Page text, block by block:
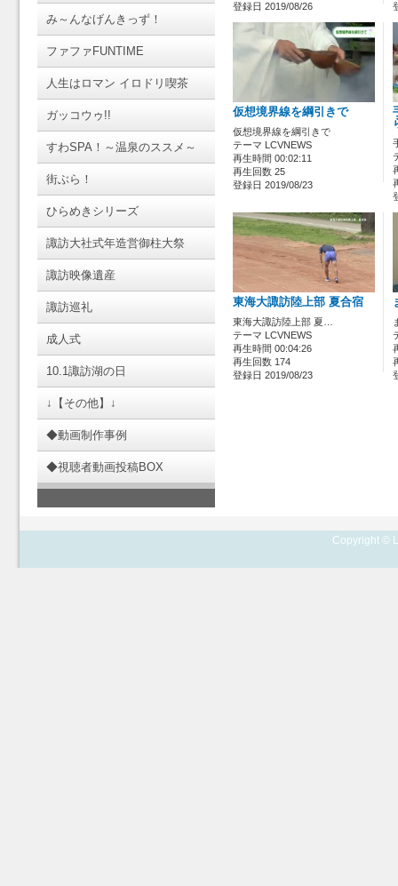
み～んなげんきっず！
ファファFUNTIME
人生はロマン イロドリ喫茶
ガッコウゥ!!
すわSPA！～温泉のススメ～
街ぶら！
ひらめきシリーズ
諏訪大社式年造営御柱大祭
諏訪映像遺産
諏訪巡礼
成人式
10.1諏訪湖の日
↓【その他】↓
◆動画制作事例
◆視聴者動画投稿BOX
登録日 2019/08/26
仮想境界線を綱引きで
仮想境界線を綱引きで
テーマ LCVNEWS
再生時間 00:02:11
再生回数 25
登録日 2019/08/23
東海大諏訪陸上部 夏合宿
東海大諏訪陸上部 夏…
テーマ LCVNEWS
再生時間 00:04:26
再生回数 174
登録日 2019/08/23
Copyright ©